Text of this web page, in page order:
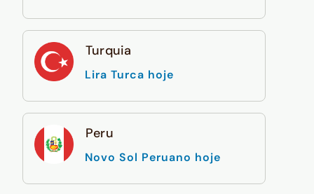
Turquia
Lira Turca hoje
Peru
Novo Sol Peruano hoje